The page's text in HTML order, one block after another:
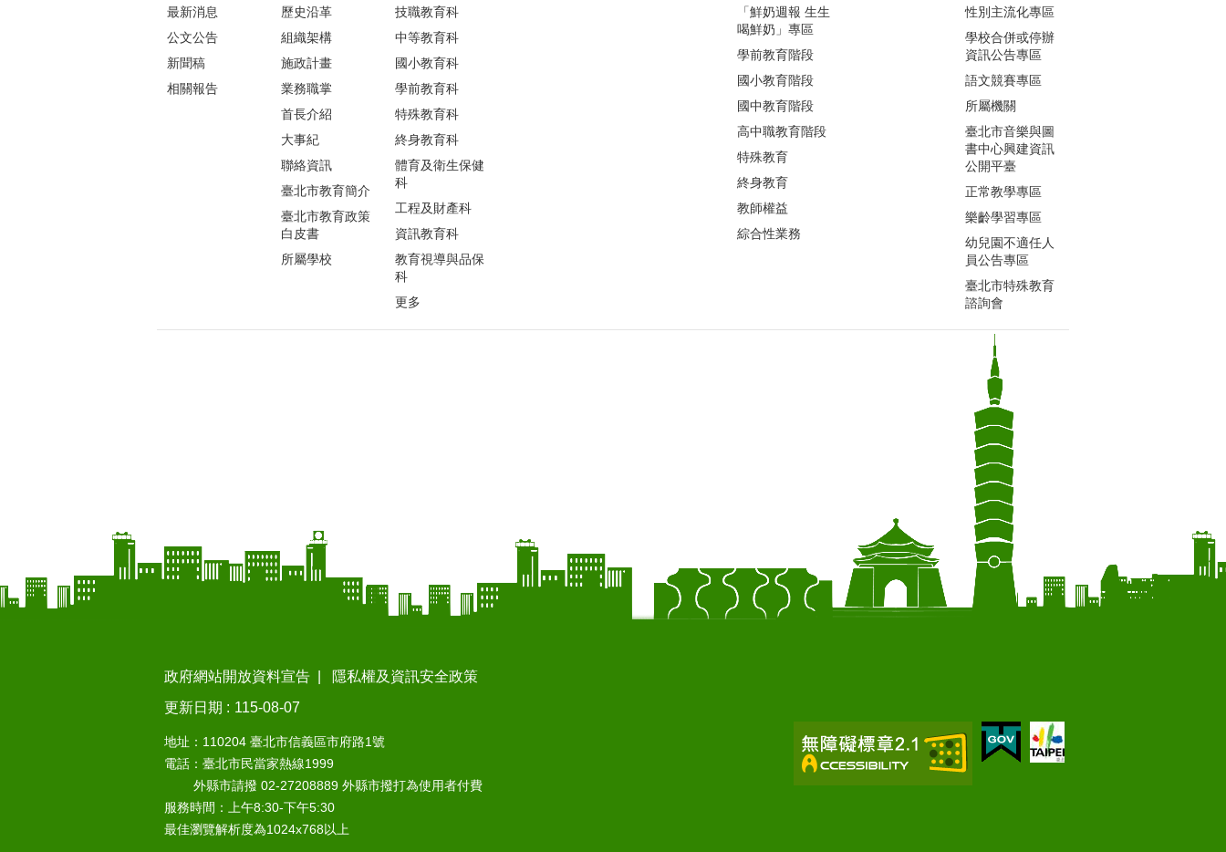
最新消息
公文公告
新聞稿
相關報告
歷史沿革
組織架構
施政計畫
業務職掌
首長介紹
大事紀
聯絡資訊
臺北市教育簡介
臺北市教育政策
白皮書
所屬學校
技職教育科
中等教育科
國小教育科
學前教育科
特殊教育科
終身教育科
體育及衛生保健
科
工程及財產科
資訊教育科
教育視導與品保
科
更多
「鮮奶週報 生生
喝鮮奶」專區
學前教育階段
國小教育階段
國中教育階段
高中職教育階段
特殊教育
終身教育
教師權益
綜合性業務
性別主流化專區
學校合併或停辦
資訊公告專區
語文競賽專區
所屬機關
臺北市音樂與圖
書中心興建資訊
公開平臺
正常教學專區
樂齡學習專區
幼兒園不適任人
員公告專區
臺北市特殊教育
諮詢會
政府網站開放資料宣告
隱私權及資訊安全政策
更新日期
115-08-07
地址：110204 臺北市信義區市府路1號
電話：臺北市民當家熱線1999
外縣市請撥 02-27208889 外縣市撥打為使用者付費
服務時間：上午8:30-下午5:30
最佳瀏覽解析度為1024x768以上